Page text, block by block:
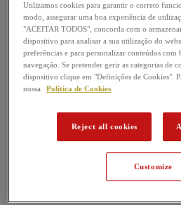
Música
Futebol
Mundo da Cerveja
Utilizamos cookies para garantir o correto
modo, assegurar uma boa experiência de
"ACEITAR TODOS", concorda com o
dispositivo para analisar a sua utilização do
preferências e para personalizar conteúdos com
navegação. Se pretender gerir as categorias de
dispositivo clique em "Definições de Cookies".
nossa
Política de Cookies
Reject all cookies
Customize